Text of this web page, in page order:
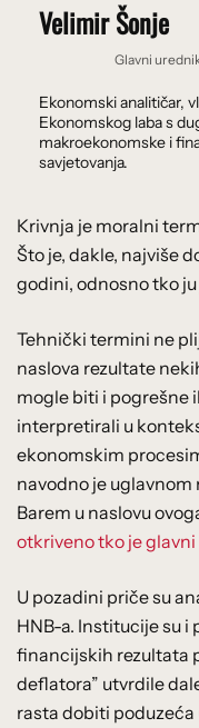
Velimir Šonje
Glavni
Ekonomski analitičar,
Ekonomskog laba s
makroekonomske i
savjetovanja.
Krivnja je moralni
Što je, dakle, najviše
godini, odnosno tko
Tehnički termini ne
naslova rezultate
mogle biti i pogrešne
interpretirali u
ekonomskim
navodno je uglavnom
Barem u naslovu
otkriveno tko je glavni
U pozadini priče su
HNB-a. Institucije su
financijskih rezultata
deflatora” utvrdile
rasta dobiti